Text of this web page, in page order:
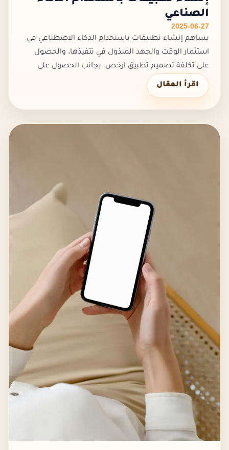
الصناعي
2025-06-27
يساهم إنشاء تطبيقات باستخدام الذكاء الاصطناعي في
استثمار الوقت والجهد المبذول في تتفيذها. والحصول
على تكلفة تصميم تطبيق ارخص، بجانب الحصول على
تطبيقات باستخدام الذك...
اقرأ المقال